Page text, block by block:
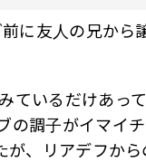
に友人の兄か
ているだけあっ
の調子がイマイ
が、リアデフか